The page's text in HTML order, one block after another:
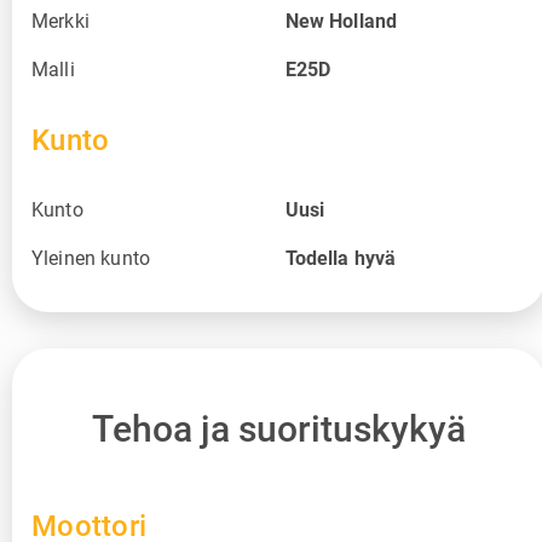
Merkki New Holland
Malli E25D
Kunto
Kunto Uusi
Yleinen kunto Todella hyvä
Tehoa ja suorituskykyä
Moottori